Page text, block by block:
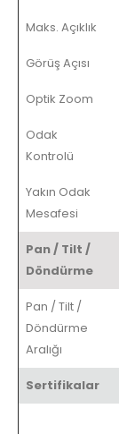
Maks. Açıklık
Görüş Açısı
Optik Zoom
Odak
Kontrolü
Yakın Odak
Mesafesi
Pan / Tilt /
Döndürme
Pan / Tilt /
Döndürme
Aralığı
Sertifikalar